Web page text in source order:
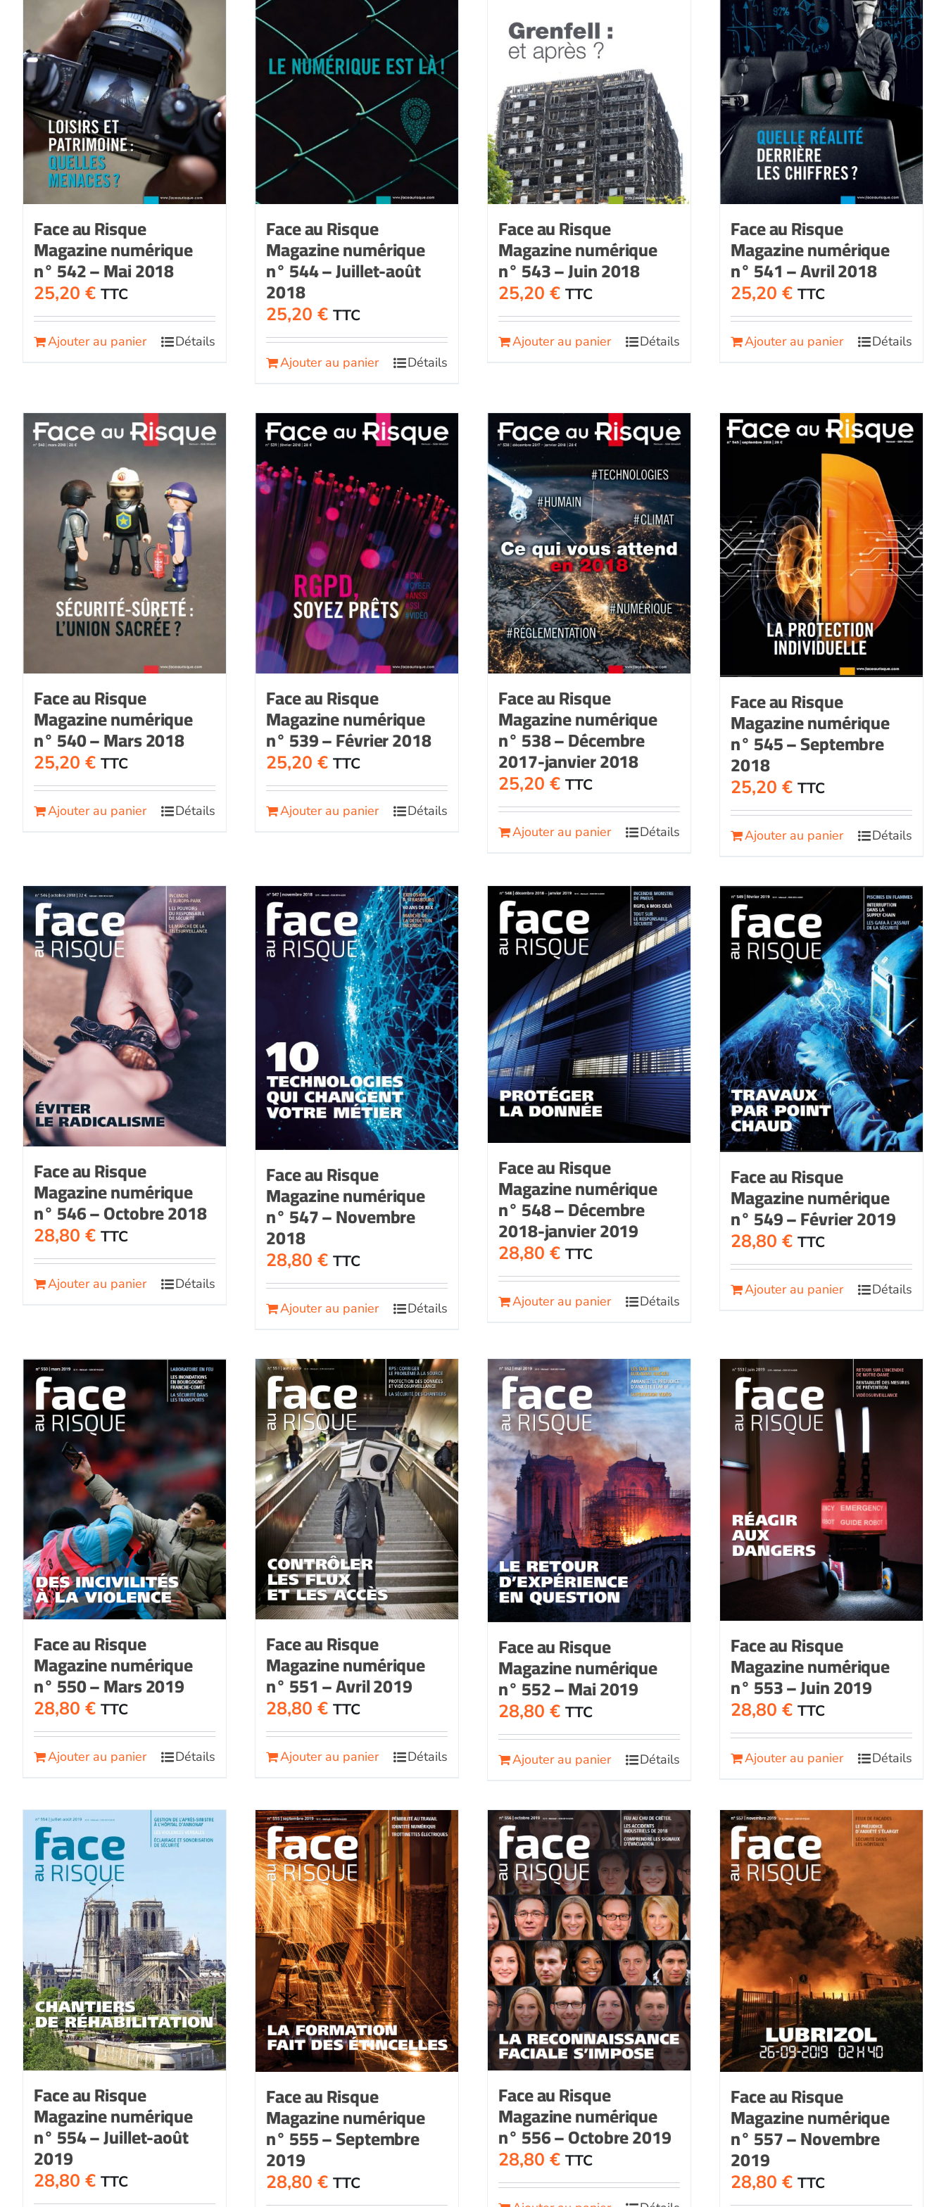
Face au Risque
Magazine numérique
n° 542 – Mai 2018
25,20 € TTC
Ajouter au panier Détails
Face au Risque
Magazine numérique
n° 544 – Juillet-août
2018
25,20 € TTC
Ajouter au panier Détails
Face au Risque
Magazine numérique
n° 543 – Juin 2018
25,20 € TTC
Ajouter au panier Détails
Face au Risque
Magazine numérique
n° 541 – Avril 2018
25,20 € TTC
Ajouter au panier Détails
Face au Risque
Magazine numérique
n° 540 – Mars 2018
25,20 € TTC
Ajouter au panier Détails
Face au Risque
Magazine numérique
n° 539 – Février 2018
25,20 € TTC
Ajouter au panier Détails
Face au Risque
Magazine numérique
n° 538 – Décembre
2017-janvier 2018
25,20 € TTC
Ajouter au panier Détails
Face au Risque
Magazine numérique
n° 545 – Septembre
2018
25,20 € TTC
Ajouter au panier Détails
Face au Risque
Magazine numérique
n° 546 – Octobre 2018
28,80 € TTC
Ajouter au panier Détails
Face au Risque
Magazine numérique
n° 547 – Novembre
2018
28,80 € TTC
Ajouter au panier Détails
Face au Risque
Magazine numérique
n° 548 – Décembre
2018-janvier 2019
28,80 € TTC
Ajouter au panier Détails
Face au Risque
Magazine numérique
n° 549 – Février 2019
28,80 € TTC
Ajouter au panier Détails
Face au Risque
Magazine numérique
n° 550 – Mars 2019
28,80 € TTC
Ajouter au panier Détails
Face au Risque
Magazine numérique
n° 551 – Avril 2019
28,80 € TTC
Ajouter au panier Détails
Face au Risque
Magazine numérique
n° 552 – Mai 2019
28,80 € TTC
Ajouter au panier Détails
Face au Risque
Magazine numérique
n° 553 – Juin 2019
28,80 € TTC
Ajouter au panier Détails
Face au Risque
Magazine numérique
n° 554 – Juillet-août
2019
28,80 € TTC
Face au Risque
Magazine numérique
n° 555 – Septembre
2019
28,80 € TTC
Face au Risque
Magazine numérique
n° 556 – Octobre 2019
28,80 € TTC
Face au Risque
Magazine numérique
n° 557 – Novembre
2019
28,80 € TTC